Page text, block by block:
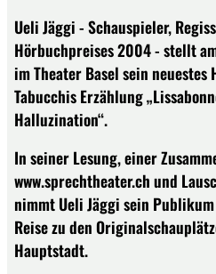
Ueli Jäggi - Schauspieler,
Hörbuchpreises 2004 - stellt
im Theater Basel sein
Tabucchis Erzählung
Halluzination“.
In seiner Lesung, einer
www.sprechtheater.ch und
nimmt Ueli Jäggi sein
Reise zu den
Hauptstadt.